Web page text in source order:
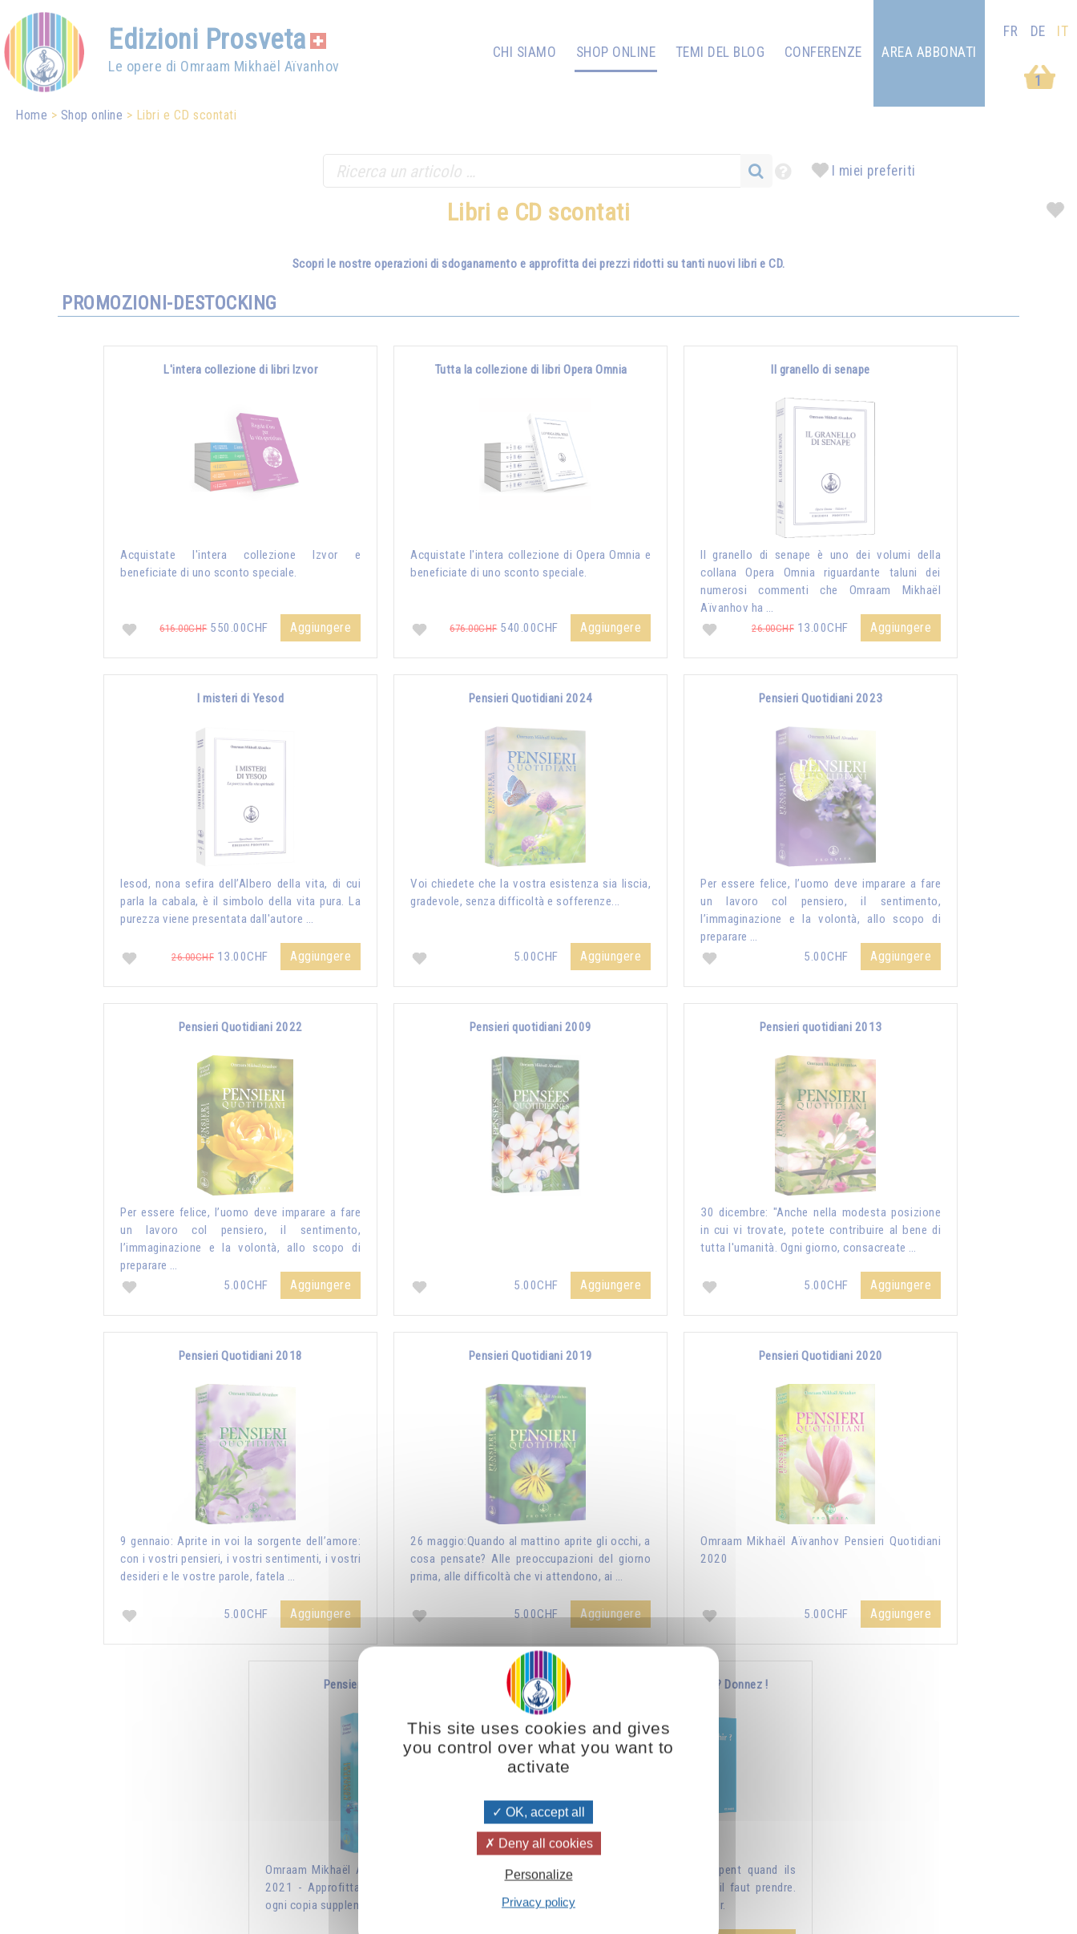
Edizioni Prosveta
Le opere di Omraam Mikhaël Aïvanhov
CHI SIAMO SHOP ONLINE TEMI DEL BLOG
CONFERENZE
1
AREA ABBONATI
FR DE IT
Home Shop online Libri e CD scontati
I miei preferiti
Libri e CD scontati
Scopri le nostre operazioni di sdoganamento e approfitta dei prezzi ridotti su tanti nuovi libri e CD.
PROMOZIONI-DESTOCKING
L'intera collezione di libri Izvor
Acquistate l'intera collezione Izvor e
beneficiate di uno sconto speciale.
616.00CHF550.00CHF Aggiungere
Tutta la collezione di libri Opera Omnia
Acquistate l'intera collezione di Opera Omnia e
beneficiate di uno sconto speciale.
676.00CHF540.00CHF Aggiungere
Il granello di senape
Il granello di senape è uno dei volumi della
collana Opera Omnia riguardante taluni dei
numerosi commenti che Omraam Mikhaël
Aïvanhov ha …
26.00CHF 13.00CHF Aggiungere
I misteri di Yesod
Iesod, nona sefira dell’Albero della vita, di cui
parla la cabala, è il simbolo della vita pura. La
purezza viene presentata dall'autore …
26.00CHF 13.00CHF Aggiungere
Pensieri Quotidiani 2024
Voi chiedete che la vostra esistenza sia liscia,
gradevole, senza difficoltà e sofferenze...
5.00CHF Aggiungere
Pensieri Quotidiani 2023
Per essere felice, l’uomo deve imparare a fare
un lavoro col pensiero, il sentimento,
l’immaginazione e la volontà, allo scopo di
preparare …
5.00CHF
Aggiungere
Pensieri Quotidiani 2022
Per essere felice, l’uomo deve imparare a fare
un lavoro col pensiero, il sentimento,
l’immaginazione e la volontà, allo scopo di
preparare …
5.00CHF
Aggiungere
Pensieri quotidiani 2009
5.00CHF Aggiungere
Pensieri quotidiani 2013
30 dicembre: "Anche nella modesta posizione
in cui vi trovate, potete contribuire al bene di
tutta l'umanità. Ogni giorno, consacreate …
5.00CHF Aggiungere
Pensieri Quotidiani 2018
9 gennaio: Aprite in voi la sorgente dell’amore:
con i vostri pensieri, i vostri sentimenti, i vostri
desideri e le vostre parole, fatela …
5.00CHF Aggiungere
Pensieri Quotidiani 2019
26 maggio:Quando al mattino aprite gli occhi, a
cosa pensate? Alle preoccupazioni del giorno
prima, alle difficoltà che vi attendono, ai …
5.00CHF Aggiungere
Pensieri Quotidiani 2020
Omraam Mikhaël Aïvanhov Pensieri Quotidiani
2020
5.00CHF Aggiungere
Pensieri Quotidiani 2021
Omraam Mikhaël Aïvanhov Pensieri Quotidiani
2021 - Approfitta dello sconto di 2 CHF per
ogni copia supplementare aggiunta all'ordine !
Vous voulez vous enrichir ? Donnez !
Combien les humains se trompent quand ils
s’imaginent que pour s’enrichir il faut prendre.
Non, pour s’enrichir, il faut donner.
This site uses cookies and gives
you control over what you want to
activate
OK, accept all
Deny all cookies
Personalize
Privacy policy